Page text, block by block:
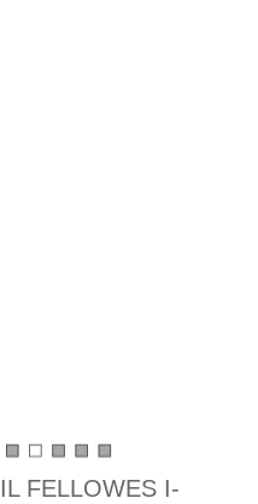
FELLOWES I-